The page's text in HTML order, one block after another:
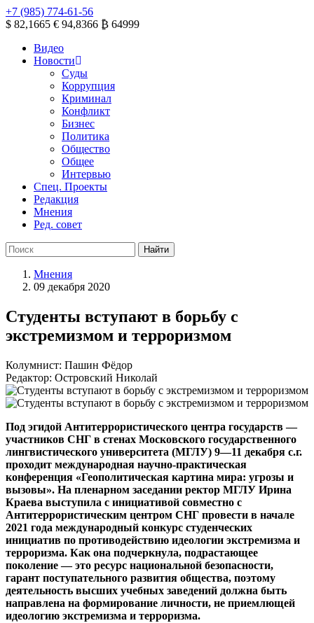
+7 (985) 774-61-56
$ 82,1665 € 94,8366 ₿ 64999
Видео
Новости
Суды
Коррупция
Криминал
Конфликт
Бизнес
Политика
Общество
Общее
Интервью
Спец. Проекты
Редакция
Мнения
Ред. совет
Мнения
09 декабря 2020
Студенты вступают в борьбу с
экстремизмом и терроризмом
Колумнист: Пашин Фёдор
Редактор: Островский Николай
Под эгидой Антитеррористического центра государств —
участников СНГ в стенах Московского государственного
лингвистического университета (МГЛУ) 9—11 декабря с.г.
проходит международная научно-практическая
конференция «Геополитическая картина мира: угрозы и
вызовы». На пленарном заседании ректор МГЛУ Ирина
Краева выступила с инициативой совместно с
Антитеррористическим центром СНГ провести в начале
2021 года международный конкурс студенческих
инициатив по противодействию идеологии экстремизма и
терроризма. Как она подчеркнула, подрастающее
поколение — это ресурс национальной безопасности,
гарант поступательного развития общества, поэтому
деятельность высших учебных заведений должна быть
направлена на формирование личности, не приемлющей
идеологию экстремизма и терроризма.